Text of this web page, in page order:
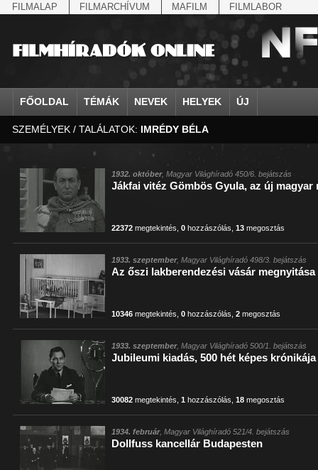
FILMALAP FILMARCHÍVUM MAFILM FILMLABOR
FŐOLDAL TÉMÁK NEVEK HELYEK ÚJ
agrárium
államfő
államosítás
Állatkert
állatvilág
amerikai magyarok
Anschluss
antant
antant
április 4.
arisztokrácia
IV. Béla, magyar királ...
Aarons-Hughes, Ruth
Abe Nobuyuki
Aczél György
Aczél Ilona
Ádám Zoltán
Ady Endre
Agárdi Gábor
Ágotai Géza, dr.
Aimone savoya-
Albert Ferenc
Albert Ferenc
Aarau
Abapuszta
Abony
Ácsteszér
Addisz-Abeba
Adony
Adua
Afrika
Alag
Albánia
SZEMÉLYEK / TALÁLATOK: IMRÉDY BÉLA
1932. október, Magyar Világhíradó 450/6. bejátszás
Jákfai vitéz Gömbös Gyula, az új
22372 megtekintés ,0 hozzászólás ,13 megosztás
1933. szeptember, Magyar Világhíradó 498/3. bejátszás
Az őszi lakberendezési vásár megnyitása
10346 megtekintés ,0 hozzászólás ,2 megosztás
1933. szeptember, Magyar Világhíradó 500/1. bejátszás
Jubileumi kiadás, 500 hét képes krónikája
30082 megtekintés ,1 hozzászólás ,18 megosztás
1934. február, Magyar Világhíradó 521/4. bejátszás
Dollfuss kancellár Budapesten